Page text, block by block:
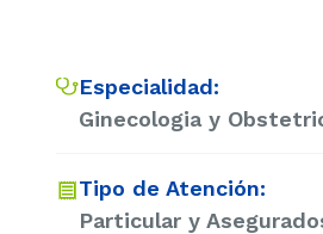
Especialidad:
Ginecologia y
Tipo de Atención:
Particular y